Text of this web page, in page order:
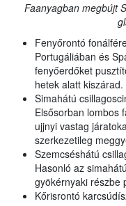
Faanyagban megbújt
Fenyőrontó
Portugáliában és
fenyőerdőket
hetek alatt kiszárad.
Simahátú
Elsősorban lombos
ujjnyi vastag
szerkezetileg
Szemcséshátú
Hasonló az
gyökérnyaki részbe
Kőrisrontó